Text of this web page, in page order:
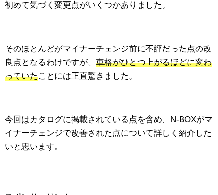
初めて気づく変更点がいくつかありました。
そのほとんどがマイナーチェンジ前に不評だった点の改
良点となるわけですが、 車格がひとつ上がるほどに変わ
っていたことには正直驚きました。
今回はカタログに掲載されている点を含め、N-BOXがマ
イナーチェンジで改善された点について詳しく紹介した
いと思います。